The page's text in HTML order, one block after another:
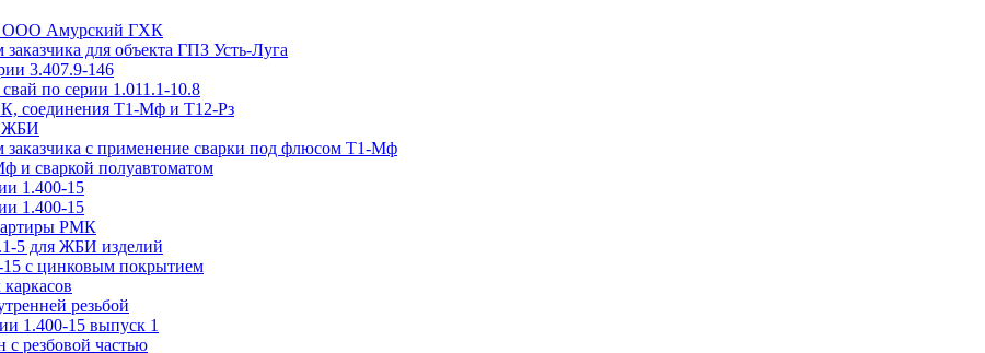
ООО Амурский ГХК
для объекта ГПЗ Усть-Луга
3.407.9-146
по серии 1.011.1-10.8
соединения Т1-Мф и Т12-Рз
ЖБИ
заказчика с применение сварки под флюсом Т1-Мф
и сваркой полуавтоматом
1.400-15
1.400-15
РМК
5 для ЖБИ изделий
15 с цинковым покрытием
резьбой
1.400-15 выпуск 1
резбовой частью